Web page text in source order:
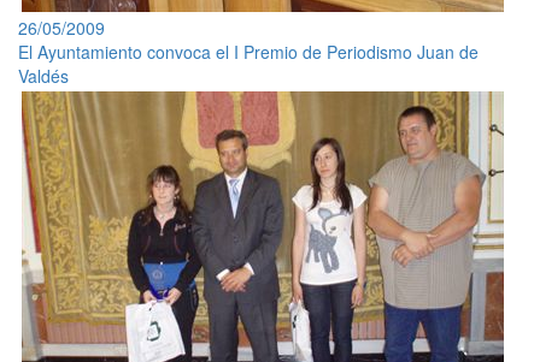
26/05/2009
El Ayuntamiento convoca el I Premio de Periodismo Juan de
Valdés